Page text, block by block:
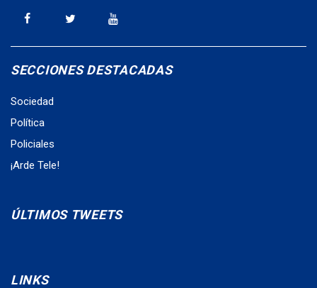
SECCIONES DESTACADAS
Sociedad
Política
Policiales
¡Arde Tele!
ÚLTIMOS TWEETS
LINKS